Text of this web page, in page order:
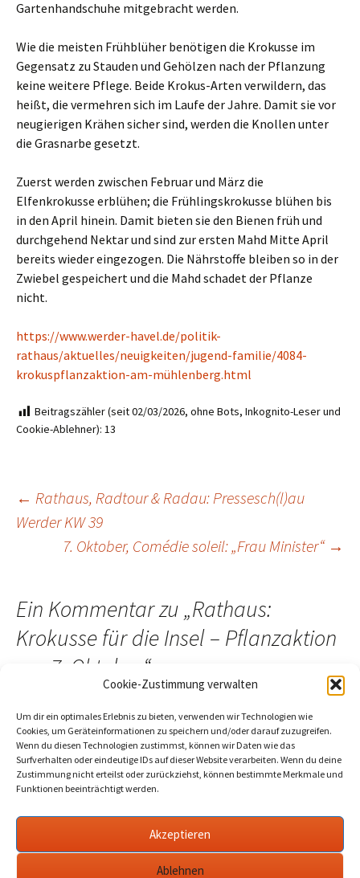
Cookie-Zustimmung verwalten
Um dir ein optimales Erlebnis zu bieten, verwenden wir Technologien wie
Cookies, um Geräteinformationen zu speichern und/oder darauf zuzugreifen.
Wenn du diesen Technologien zustimmst, können wir Daten wie das
Surfverhalten oder eindeutige IDs auf dieser Website verarbeiten. Wenn du deine
Zustimmung nicht erteilst oder zurückziehst, können bestimmte Merkmale und
Funktionen beeinträchtigt werden.
Akzeptieren
Ablehnen
Gartenhandschuhe mitgebracht werden.
Wie die meisten Frühblüher benötigen die Krokusse im
Gegensatz zu Stauden und Gehölzen nach der Pflanzung
keine weitere Pflege. Beide Krokus-Arten verwildern, das
heißt, die vermehren sich im Laufe der Jahre. Damit sie vor
neugierigen Krähen sicher sind, werden die Knollen unter
die Grasnarbe gesetzt.
Zuerst werden zwischen Februar und März die
Elfenkrokusse erblühen; die Frühlingskrokusse blühen bis
in den April hinein. Damit bieten sie den Bienen früh und
durchgehend Nektar und sind zur ersten Mahd Mitte April
bereits wieder eingezogen. Die Nährstoffe bleiben so in der
Zwiebel gespeichert und die Mahd schadet der Pflanze
nicht.
https://www.werder-havel.de/politik-
rathaus/aktuelles/neuigkeiten/jugend-familie/4084-
krokuspflanzaktion-am-mühlenberg.html
Beitragszähler (seit 02/03/2026, ohne Bots, Inkognito-Leser und
Cookie-Ablehner): 13
Beitragsnavigation
← Rathaus, Radtour & Radau: Pressesch(l)au
Werder KW 39
7. Oktober, Comédie soleil: „Frau Minister“ →
Ein Kommentar zu „Rathaus:
Krokusse für die Insel – Pflanzaktion
am 7. Oktober “
Pingback:Rathaus zu Inselkrokussen vom Herbst: "So blüht
es in Blütenstadt" - werderanderhavel.de
Die Kommentare sind geschlossen.